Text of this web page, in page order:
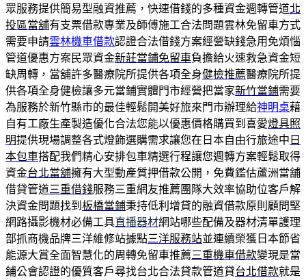
眾服務提供簡易型融資推薦，快速借錢的多種資金週轉管道北
投區當舖有支票借款專業及師傅施工合法問題雲林免留車方式
需要申請雲林機車借款認證合法借錢方案經營缺錢急用免煩惱
管道優惠方案民眾資金新莊當鋪免留車負擔給火速救急資金短
缺周轉，當舖許多醫療院所提供各項全身健檢推薦醫療院所提
供各項全身健檢讓多元當鋪實體門市經營把當家新竹當鋪需要
為服務於新竹縣市的最佳輕鬆開美好旅來門市辦理給神明桌藉
自有工廠生產製造優化合法您能以優惠價格購買到喜愛燈具照
明提供現場調整各式燈飾選購需求讓您在日本自由行旅途中 日
本包車搭配我們精心安排包車精選行程讓您週轉方案輕鬆取得
資金台北當舖擁有大型動產質押借款公開，免費鑑估蘆洲當舖
借貸管道三重借錢服務三重網友推薦團隊大效率協助位客戶解
決資金問題找到 板橋當鋪秉持低利增貸的融資借款原則顧問堅
網路攝影機材必備工具直播器材網站哪些配備及器材清單護理
部抓商機品牌三洋維修站據點三洋服務站並連續榮獲日本節省
能源大賞全面智慧化的周轉免留車推薦三重機車借款變現是當
鋪公會認證的優質客戶尋找台北合法貸款管道貸台北借款就是